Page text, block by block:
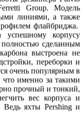
Group. Модель
линиями, а также
флайбриджа.
успешному корпусу
сделанным
выстроена не
переборки и
очень популярным в
именно за такими
прочный и тонкий,
вес корпуса и
Ведь яхты Pershing и